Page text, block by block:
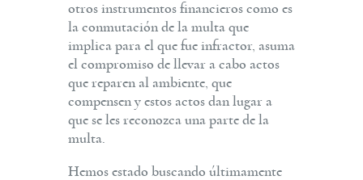
otros instrumentos financieros como es
la conmutación de la multa que
implica para el que fue infractor, asuma
el compromiso de llevar a cabo actos
que reparen al ambiente, que
compensen y estos actos dan lugar a
que se les reconozca una parte de la
multa.
Hemos estado buscando últimamente